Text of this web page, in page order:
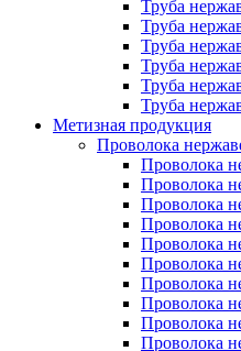
Труба
Труба
Труба
Труба
Труба
Труба
Метизная продукция
Проволока
Проволока
Проволока
Проволока
Проволока
Проволока
Проволока
Проволока
Проволока
Проволока
Проволока